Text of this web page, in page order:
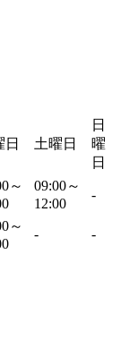
日 土曜日
日
曜
日
～
09:00～
12:00
-
～
- -